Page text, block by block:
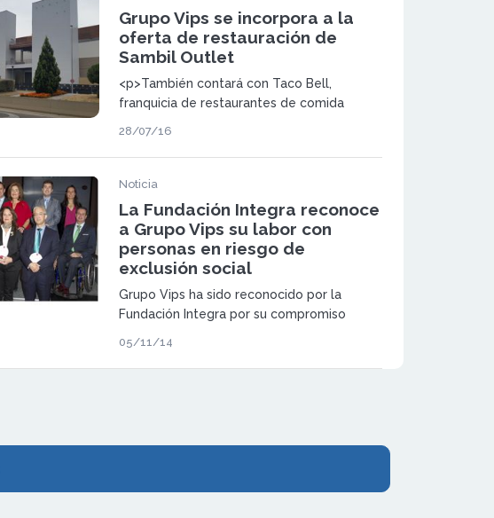
Grupo Vips se incorpora a la
oferta de restauración de
Sambil Outlet
<p>También contará con Taco Bell,
franquicia de restaurantes de comida
28/07/16
Noticia
La Fundación Integra reconoce
a Grupo Vips su labor con
personas en riesgo de
exclusión social
Grupo Vips ha sido reconocido por la
Fundación Integra por su compromiso
con discapacidad.
05/11/14